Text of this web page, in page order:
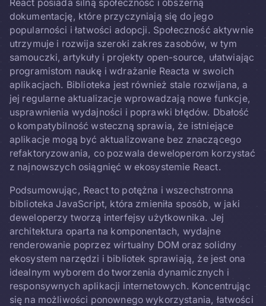
React posiada silną społeczność i obszerną
dokumentację, które przyczyniają się do jego
popularności i łatwości adopcji. Społeczność aktywnie
utrzymuje i rozwija szeroki zakres zasobów, w tym
samouczki, artykuły i projekty open-source, ułatwiając
programistom naukę i wdrażanie Reacta w swoich
aplikacjach. Biblioteka jest również stale rozwijana, a
jej regularne aktualizacje wprowadzają nowe funkcje,
usprawnienia wydajności i poprawki błędów. Dbałość
o kompatybilność wsteczną sprawia, że istniejące
aplikacje mogą być aktualizowane bez znaczącego
refaktoryzowania, co pozwala deweloperom korzystać
z najnowszych osiągnięć w ekosystemie React.
Podsumowując, React to potężna i wszechstronna
biblioteka JavaScript, która zmieniła sposób, w jaki
deweloperzy tworzą interfejsy użytkownika. Jej
architektura oparta na komponentach, wydajne
renderowanie poprzez wirtualny DOM oraz solidny
ekosystem narzędzi i bibliotek sprawiają, że jest ona
idealnym wyborem do tworzenia dynamicznych i
responsywnych aplikacji internetowych. Koncentrując
się na możliwości ponownego wykorzystania, łatwości